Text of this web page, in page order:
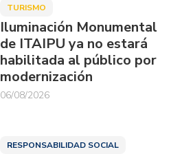
TURISMO
Iluminación Monumental
de ITAIPU ya no estará
habilitada al público por
modernización
06/08/2026
RESPONSABILIDAD SOCIAL